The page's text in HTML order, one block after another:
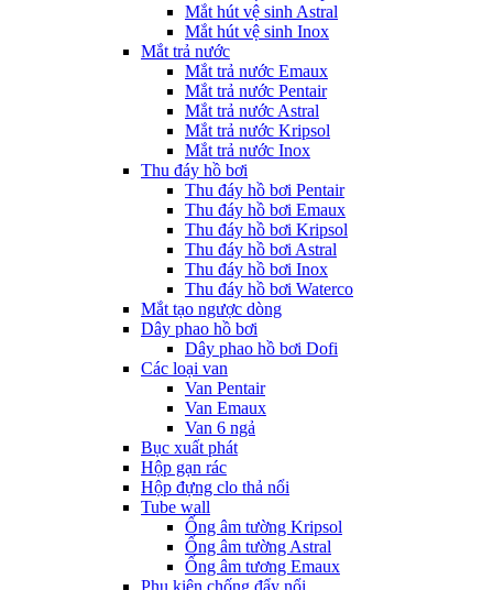
Mắt hút vệ sinh Astral
Mắt hút vệ sinh Inox
Mắt trả nước
Mắt trả nước Emaux
Mắt trả nước Pentair
Mắt trả nước Astral
Mắt trả nước Kripsol
Mắt trả nước Inox
Thu đáy hồ bơi
Thu đáy hồ bơi Pentair
Thu đáy hồ bơi Emaux
Thu đáy hồ bơi Kripsol
Thu đáy hồ bơi Astral
Thu đáy hồ bơi Inox
Thu đáy hồ bơi Waterco
Mắt tạo ngược dòng
Dây phao hồ bơi
Dây phao hồ bơi Dofi
Các loại van
Van Pentair
Van Emaux
Van 6 ngả
Bục xuất phát
Hộp gạn rác
Hộp đựng clo thả nổi
Tube wall
Ống âm tường Kripsol
Ống âm tường Astral
Ống âm tương Emaux
Phụ kiện chống đẩy nổi